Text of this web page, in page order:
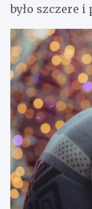
było szczere i